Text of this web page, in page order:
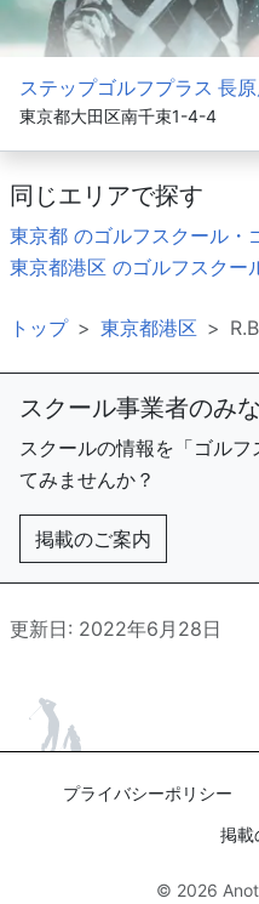
ステップゴルフプラス 長
東京都大田区南千束1-4-4
同じエリアで探す
東京都 のゴルフスクール・
東京都港区 のゴルフスクー
トップ 東京都港区
スクール事業者のみ
スクールの情報を「ゴル
てみませんか？
掲載のご案内
更新日: 2022年6月28日
プライバシーポリシー
掲載
© 2026